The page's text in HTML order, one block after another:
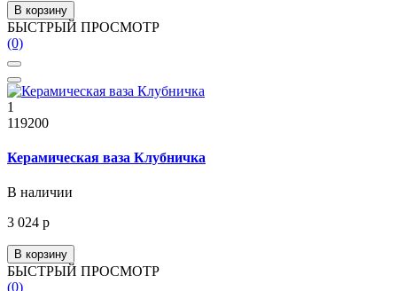
В корзину
БЫСТРЫЙ ПРОСМОТР
(0)
1
119200
Керамическая ваза Клубничка
В наличии
3 024 р
В корзину
БЫСТРЫЙ ПРОСМОТР
(0)